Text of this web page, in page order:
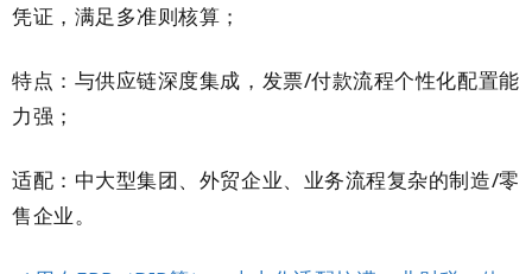
凭证，满足多准则核算；
特点：与供应链深度集成，发票/付款流程个性化配置能
力强；
适配：中大型集团、外贸企业、业务流程复杂的制造/零
售企业。